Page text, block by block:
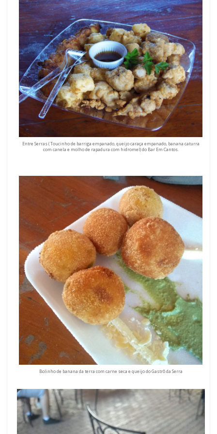
Entre Serras ( Toucinho de barriga empanado, queijo caraça empanado, banana caturra
com canela e molho de rapadura com hidromel) do Bar Em Cantos.
Bolinho de banana da terra com carne seca e queijo do Gastrô da Serra